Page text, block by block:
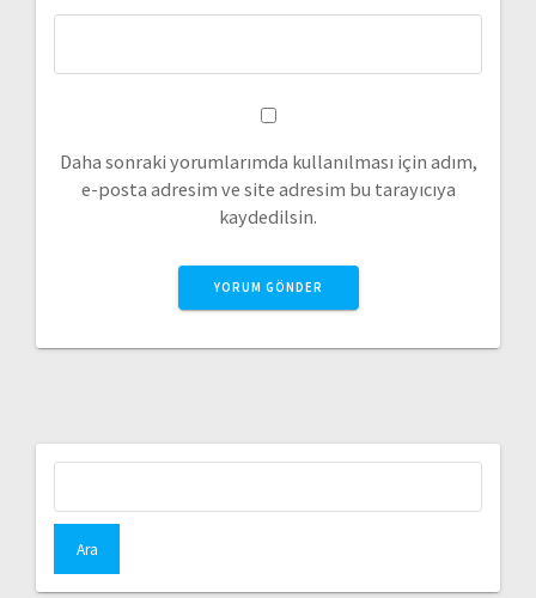
Daha sonraki yorumlarımda kullanılması için adım,
e-posta adresim ve site adresim bu tarayıcıya
kaydedilsin.